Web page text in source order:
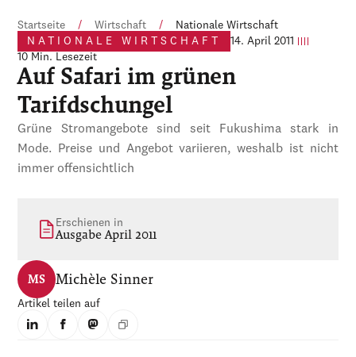
Startseite / Wirtschaft /
Nationale Wirtschaft
NATIONALE WIRTSCHAFT
14. April 2011
10 Min. Lesezeit
Auf Safari im grünen
Tarifdschungel
Grüne Stromangebote sind seit Fukushima stark in
Mode. Preise und Angebot variieren, weshalb ist nicht
immer offensichtlich
Erschienen in
Ausgabe April 2011
MS Michèle Sinner
Artikel teilen auf